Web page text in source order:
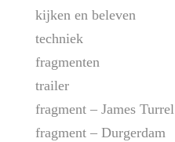
kijken en beleven
techniek
fragmenten
trailer
fragment – James Turrel
fragment – Durgerdam